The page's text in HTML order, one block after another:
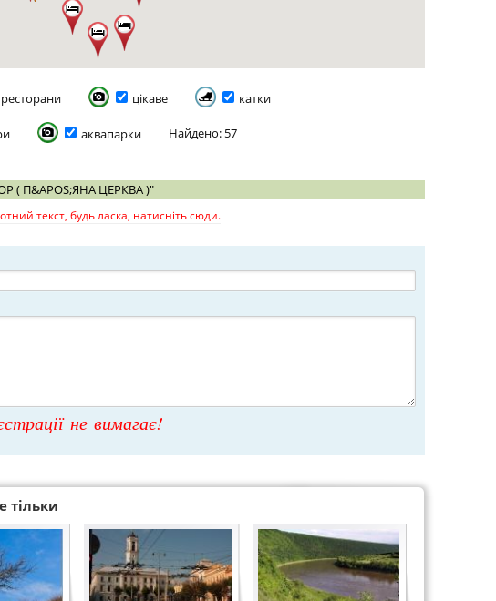
ресторани цікаве катки
аквапарки Найдено: 57
( П&APOS;ЯНА ЦЕРКВА )"
текст, будь ласка, натисніть сюди.
не вимагає!
тільки